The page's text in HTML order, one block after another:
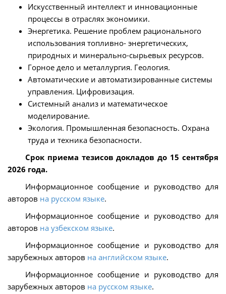
Искусственный интеллект и инновационные
процессы в отраслях экономики.
Энергетика. Решение проблем рационального
использования топливно- энергетических,
природных и минерально-сырьевых ресурсов.
Горное дело и металлургия. Геология.
Автоматические и автоматизированные системы
управления. Цифровизация.
Системный анализ и математическое
моделирование.
Экология. Промышленная безопасность. Охрана
труда и техника безопасности.
Cрок приема тезисов докладов до 15 сентября
2026 года.
Информационное сообщение и руководство для
авторов на русском языке.
Информационное сообщение и руководство для
авторов на узбекском языке.
Информационное сообщение и руководство для
зарубежных авторов на английском языке.
Информационное сообщение и руководство для
зарубежных авторов на русском языке.